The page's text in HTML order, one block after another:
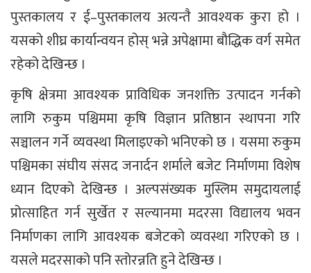
पुस्तकालय र ई–पुस्तकालय अत्यन्तै आवश्यक कुरा हो ।
यसको शीघ्र कार्यान्वयन होस् भन्ने अपेक्षामा बौद्धिक वर्ग समेत
रहेको देखिन्छ ।
कृषि क्षेत्रमा आवश्यक प्राविधिक जनशक्ति उत्पादन गर्नको
लागि रुकुम पश्चिममा कृषि विज्ञान प्रतिष्ठान स्थापना गरि
सञ्चालन गर्ने व्यवस्था मिलाइएको भनिएको छ । यसमा रुकुम
पश्चिमका संघीय संसद जनार्दन शर्माले बजेट निर्माणमा विशेष
ध्यान दिएको देखिन्छ । अल्पसंख्यक मुस्लिम समुदायलाई
प्रोत्साहित गर्न सुर्खेत र सल्यानमा मदरसा विद्यालय भवन
निर्माणका लागि आवश्यक बजेटको व्यवस्था गरिएको छ ।
यसले मदरसाको पनि स्तोरन्नति हुने देखिन्छ ।